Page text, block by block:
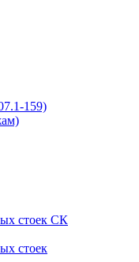
159)
стоек СК
стоек